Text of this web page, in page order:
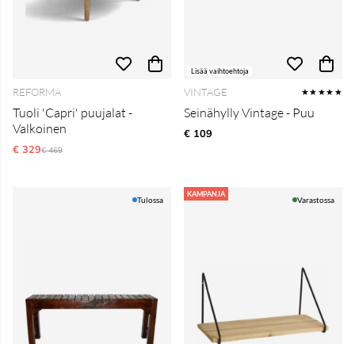
REFORMA
Tuoli 'Capri' puujalat -
Valkoinen
€ 329Normaali hinta
€ 469
Lisää vaihtoehtoja
VINTAGE ★★★★★
Seinähylly Vintage - Puu
€ 109
Tulossa
KAMPANJA
Varastossa